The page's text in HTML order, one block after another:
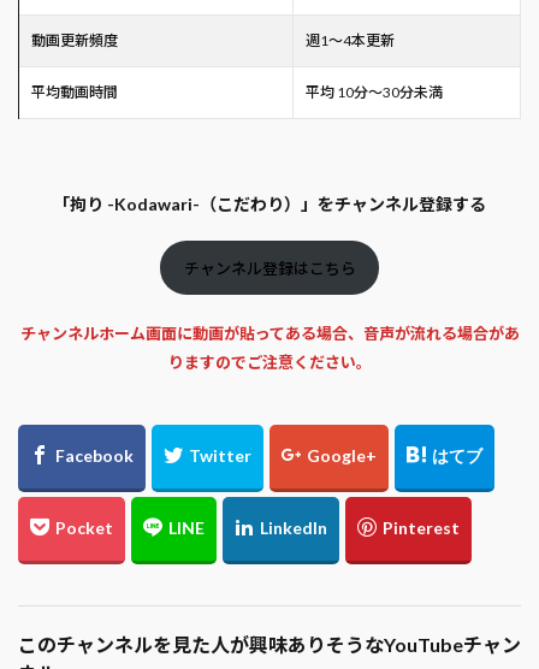
動画更新頻度 週1～4本更新
平均動画時間 平均 10分～30分未満
「拘り -Kodawari-（こだわり）」をチャンネル登録する
チャンネル登録はこちら
チャンネルホーム画面に動画が貼ってある場合、音声が流れる場合があ
りますのでご注意ください。
このチャンネルを見た人が興味ありそうなYouTubeチャン